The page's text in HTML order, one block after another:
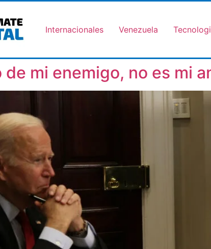
Internacionales Venezuela
de mi enemigo, no es mi